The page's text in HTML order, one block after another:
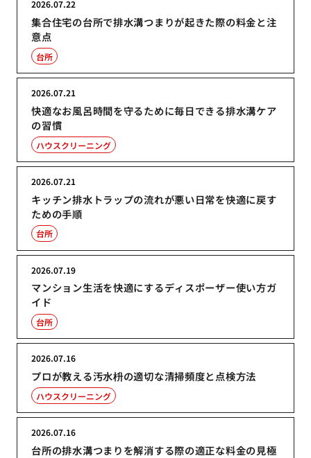
集合住宅の台所で排水溝つまりが起きた際の料金と注
意点
2026.07.22
台所
快適なお風呂時間を守るために毎日できる排水溝ケア
の習慣
2026.07.21
ハウスクリーニング
キッチン排水トラップの流れが悪い日常を快適に戻す
ための手順
2026.07.21
台所
マンション生活を快適にするディスポーザー使い方ガ
イド
2026.07.19
台所
プロが教える汚水枡の適切な清掃頻度と点検方法
2026.07.16
ハウスクリーニング
台所の排水溝つまりを解消する際の適正な料金の見極
2026.07.16